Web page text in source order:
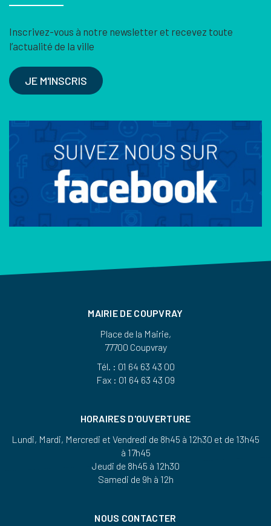
Inscrivez-vous à notre newsletter et recevez toute
l’actualité de la ville
JE M'INSCRIS
MAIRIE DE COUPVRAY
Place de la Mairie,
77700 Coupvray
Tél. : 01 64 63 43 00
Fax : 01 64 63 43 09
HORAIRES D'OUVERTURE
Lundi, Mardi, Mercredi et Vendredi de 8h45 à 12h30 et de 13h45
à 17h45
Jeudi de 8h45 à 12h30
Samedi de 9h à 12h
NOUS CONTACTER